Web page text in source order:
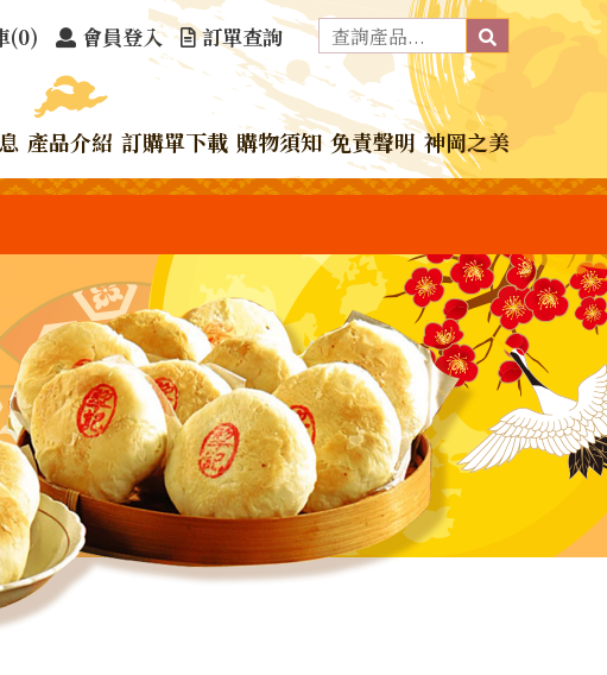
(0) 會員登入 訂單查詢
產品介紹 訂購單下載 購物須知 免責聲明 神岡之美